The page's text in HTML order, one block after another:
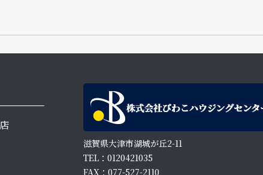
滋賀県大津市湖城が丘2-11
TEL：0120421035
FAX：077-527-2110